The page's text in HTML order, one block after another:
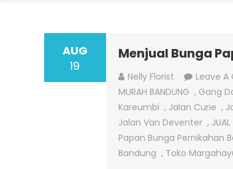
AUG
19
Menjual Bunga
Nelly Florist Leave
MURAH BANDUNG , Gang
Kareumbi , Jalan Curie ,
Jalan Van Deventer ,
Papan Bunga Pernikahan
Bandung , Toko